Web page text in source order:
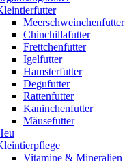
Meerschweinchenfutter
Chinchillafutter
Frettchenfutter
Igelfutter
Hamsterfutter
Degufutter
Rattenfutter
Kaninchenfutter
Mäusefutter
Vitamine & Mineralien